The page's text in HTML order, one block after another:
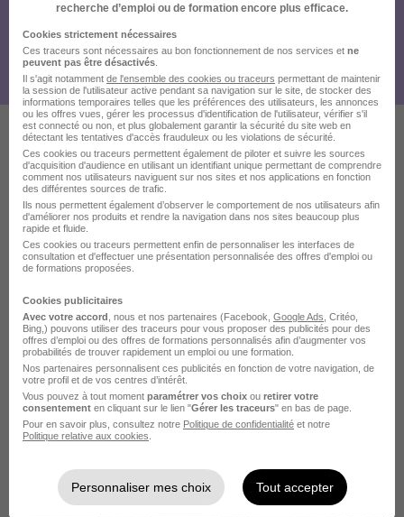
Ces offres pourraient aussi
vous intéresser
Chef d'Équipe Entretien Espaces
Verts H/F
Main Verte
Morancé - 69 CDI 2 300 - 2 600 € / mois
recherche d’emploi ou de formation encore plus efficace.
Cookies strictement nécessaires
Ces traceurs sont nécessaires au bon fonctionnement de nos services et ne
peuvent pas être désactivés
Il s'agit notamment de l'ensemble des cookies ou traceurs permettant de maintenir
la session de l'utilisateur active pendant sa navigation sur le site, de stocker des
informations temporaires telles que les préférences des utilisateurs, les annonces
ou les offres vues, gérer les processus d'identification de l'utilisateur, vérifier s'il
est connecté ou non, et plus globalement garantir la sécurité du site web en
détectant les tentatives d'accès frauduleux ou les violations de sécurité.
Ces cookies ou traceurs permettent également de piloter et suivre les sources
d'acquisition d'audience en utilisant un identifiant unique permettant de comprendre
comment nos utilisateurs naviguent sur nos sites et nos applications en fonction
des différentes sources de trafic.
Ils nous permettent également d’observer le comportement de nos utilisateurs afin
d'améliorer nos produits et rendre la navigation dans nos sites beaucoup plus
rapide et fluide.
Ces cookies ou traceurs permettent enfin de personnaliser les interfaces de
consultation et d'effectuer une présentation personnalisée des offres d'emploi ou
de formations proposées.
Cookies publicitaires
Avec votre accord , nous et nos partenaires (Facebook, Google Ads , Critéo,
Bing,) pouvons utiliser des traceurs pour vous proposer des publicités pour des
offres d’emploi ou des offres de formations personnalisés afin d’augmenter vos
probabilités de trouver rapidement un emploi ou une formation.
Nos partenaires personnalisent ces publicités en fonction de votre navigation, de
votre profil et de vos centres d’intérêt.
Vous pouvez à tout moment paramétrer vos choix ou retirer votre
consentement en cliquant sur le lien "Gérer les traceurs" en bas de page.
Pour en savoir plus, consultez notre Politique de confidentialité et notre
Politique relative aux cookies
Personnaliser mes choix Tout accepter